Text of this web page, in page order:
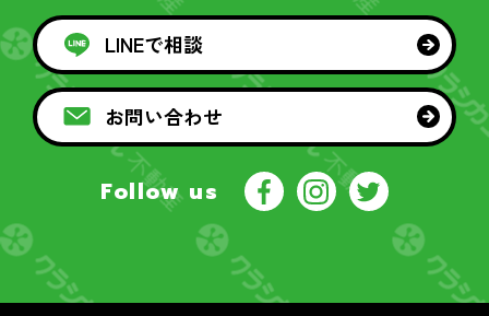
LINEで相談
お問い合わせ
Follow us